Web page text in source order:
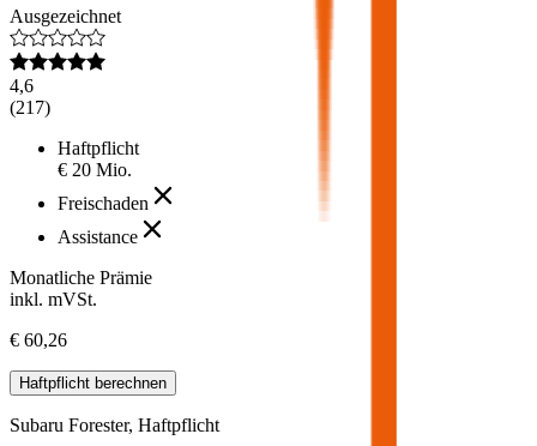
Ausgezeichnet
4,6
(217)
Haftpflicht
€ 20 Mio.
Freischaden
Assistance
Monatliche Prämie
inkl. mVSt.
€ 60,26
Haftpflicht berechnen
Subaru Forester, Haftpflicht